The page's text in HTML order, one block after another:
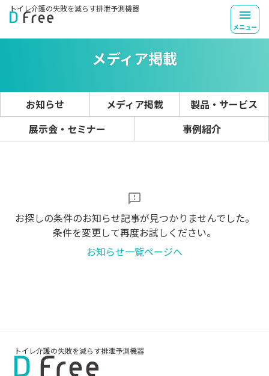
トイレ介護の失敗を減らす排泄予測機器
メニュー
TOP お知らせ一覧
メディア掲載
お知らせ メディア掲載
製品・サービス
展示会・セミナー
事例紹介
お探しの条件のお知らせ記事が見つかりませんでした。
条件を変更して再度お試しください。
お知らせ一覧ページへ
トイレ介護の失敗を減らす排泄予測機器